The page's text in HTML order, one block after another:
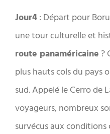
Jour4 : Départ pour
une tour culturelle et
route panaméricaine ?
plus hauts cols du pays
sud. Appelé le Cerro de
voyageurs, nombreux
survécus aux